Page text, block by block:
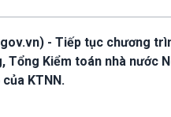
- Tiếp tục chương
Tổng Kiểm toán nhà nước
của KTNN.